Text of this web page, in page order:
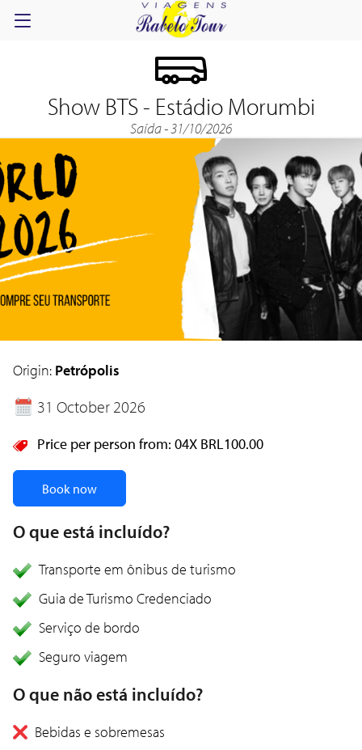
Show BTS - Estádio Morumbi
Saída - 31/10/2026
Origin: Petrópolis
31 October 2026
Price per person from: 04X BRL100.00
Book now
O que está incluído?
Transporte em ônibus de turismo
Guia de Turismo Credenciado
Serviço de bordo
Seguro viagem
O que não está incluído?
Bebidas e sobremesas